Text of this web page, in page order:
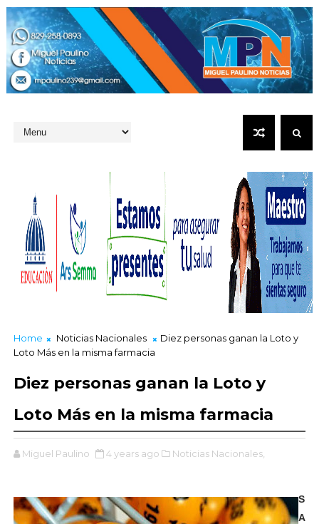
Home Noticias Nacionales
Diez personas ganan la Loto y
Loto Más en la misma farmacia
Diez personas ganan la Loto y
Loto Más en la misma farmacia
Miguel Paulino 4 years ago Noticias Nacionales,
S
A